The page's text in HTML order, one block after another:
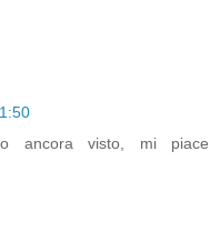
ancora visto, mi piace